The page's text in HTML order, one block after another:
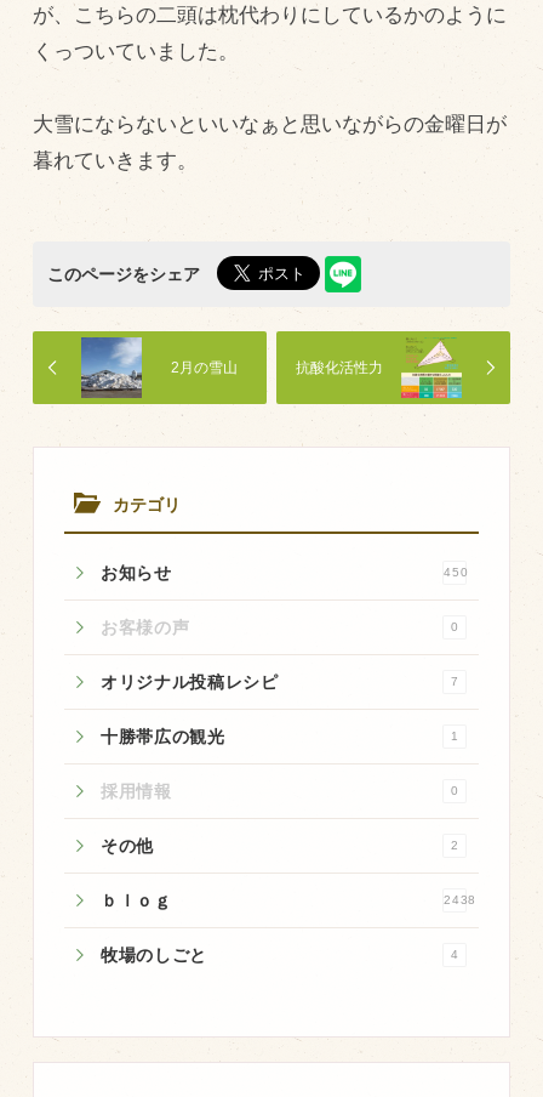
カテゴリ
お知らせ 450
お客様の声 0
オリジナル投稿レシピ 7
十勝帯広の観光 1
採用情報 0
その他 2
ｂｌｏｇ 2438
牧場のしごと 4
が、こちらの二頭は枕代わりにしているかのように
くっついていました。
大雪にならないといいなぁと思いながらの金曜日が
暮れていきます。
このページをシェア
抗酸化活性力
2月の雪山
販売加工場
食肉加工場を新設
衛生管理体制
業務管理体制
品質管理体制
最新の設備
瑕疵とは
商品のご紹介
豊西牛
厚切ステーキ
カルビ串
ハンバーグ
豊西ソース
取り扱い店
販売店
飲食店
その他